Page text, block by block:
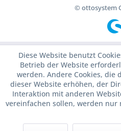
© ottosystem
Diese Website benutzt
Betrieb der Website
werden. Andere Cookies, die
dieser Website erhöhen, der
Interaktion mit anderen
vereinfachen sollen, werden